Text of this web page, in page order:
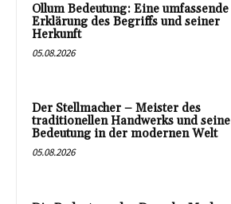
Ollum Bedeutung: Eine umfassende
Erklärung des Begriffs und seiner
Herkunft
05.08.2026
Der Stellmacher – Meister des
traditionellen Handwerks und seine
Bedeutung in der modernen Welt
05.08.2026